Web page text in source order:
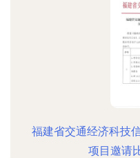
福建省交通经济科技
项目邀请